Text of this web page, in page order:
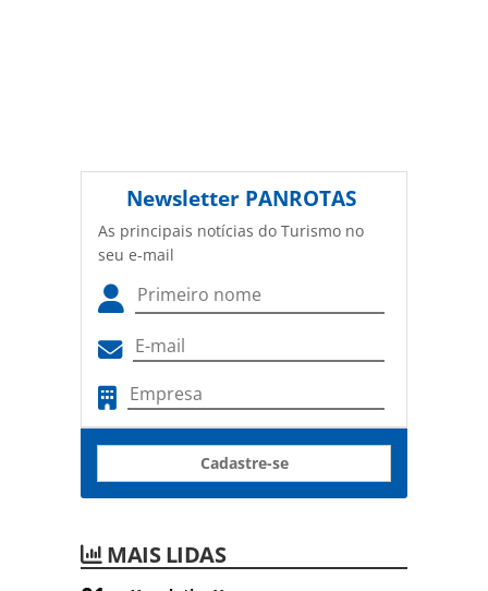
Newsletter PANROTAS
As principais notícias do Turismo no
seu e-mail
Cadastre-se
MAIS LIDAS